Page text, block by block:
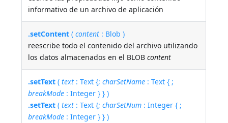
informativo de un archivo de aplicación
.setContent (content : Blob )
reescribe todo el contenido del archivo utilizando
los datos almacenados en el BLOBcontent
.setText (text : Text {;charSetName : Text { ;
breakMode : Integer } } )
.setText (text : Text {;charSetNum : Integer { ;
breakMode : Integer } } )